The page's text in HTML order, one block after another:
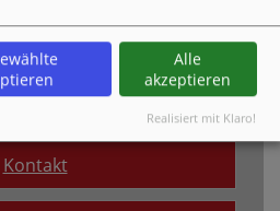
E-Mail
Kontakt
Alle
akzeptieren
Realisiert mit Klaro!